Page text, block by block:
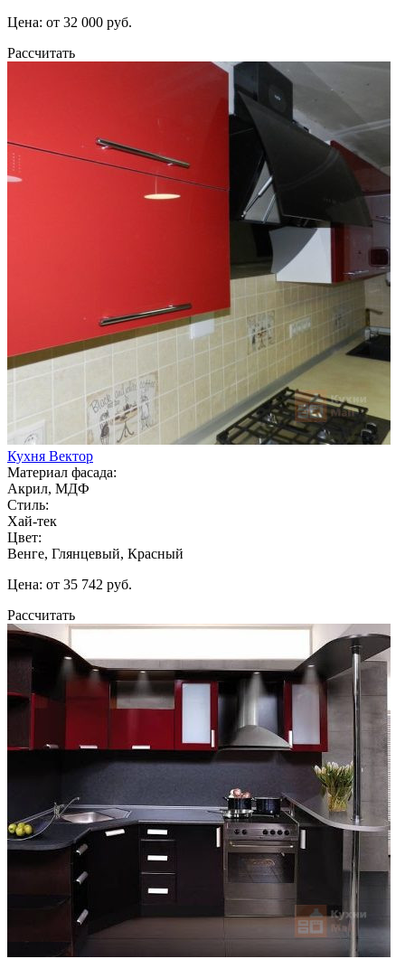
Цена: от 32 000 руб.
Рассчитать
Кухня Вектор
Материал фасада:
Акрил, МДФ
Стиль:
Хай-тек
Цвет:
Венге, Глянцевый, Красный
Цена: от 35 742 руб.
Рассчитать